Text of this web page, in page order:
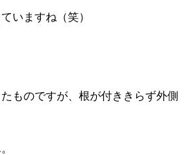
いますね（笑）
ものですが、根が付ききらず外側